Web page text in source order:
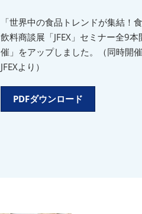
「世界中の食品トレンドが集結！
飲料商談展「JFEX」セミナー全9本
催」をアップしました。（同時開
JFEXより）
PDFダウンロード